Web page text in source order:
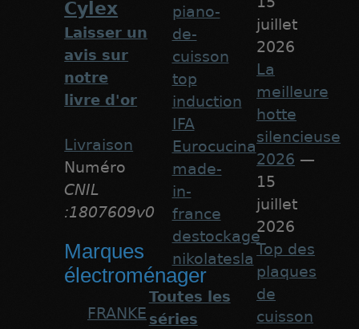
Cylex
Laisser un
avis sur
notre
livre d'or
Livraison
Numéro
CNIL
:1807609v0
Marques
électroménager
FRANKE
piano-
de-
cuisson
top
induction
IFA
Eurocucina
made-
in-
france
destockage
nikolatesla
Toutes les
séries
juillet
2026
La
meilleure
hotte
silencieuse
2026 —
15
juillet
2026
Top des
plaques
de
cuisson